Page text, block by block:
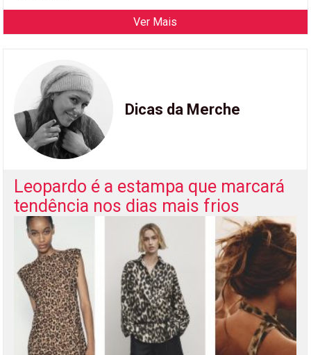
Ver Mais
Dicas da Merche
Leopardo é a estampa que marcará
tendência nos dias mais frios